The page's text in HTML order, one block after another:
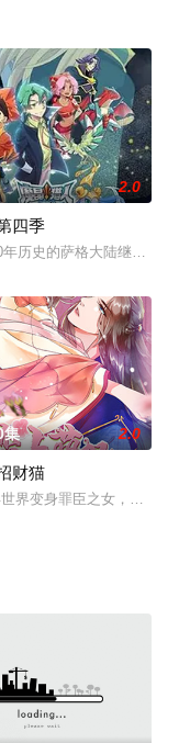
起，位于力量顶点的异皇族
年团再度集结，他们又将
2.0
四季
年历史的萨格大陆继续风起
家族，宗派势力也有着严
现自己成为年轻了10岁
集 2.0
财猫
界变身罪臣之女，面对夫